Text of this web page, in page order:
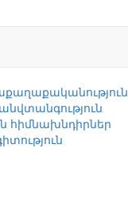
հիմնախնդիրներ